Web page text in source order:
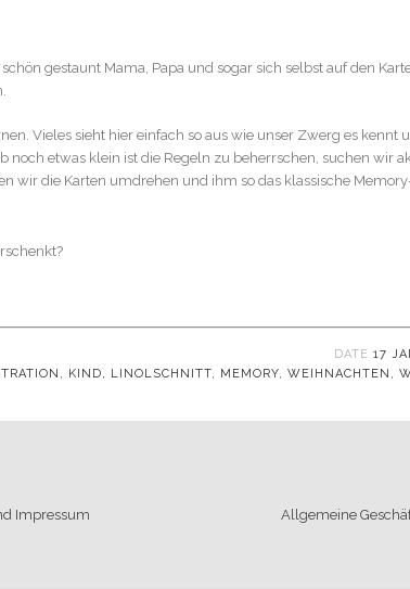
gestaunt Mama, Papa und sogar sich selbst auf den
Vieles sieht hier einfach so aus wie unser Zwerg es kennt
etwas klein ist die Regeln zu beherrschen, suchen wir
wir die Karten umdrehen und ihm so das klassische
DATE 17
, KIND, LINOLSCHNITT, MEMORY, WEIHNACHTEN ,
Impressum Allgemeine